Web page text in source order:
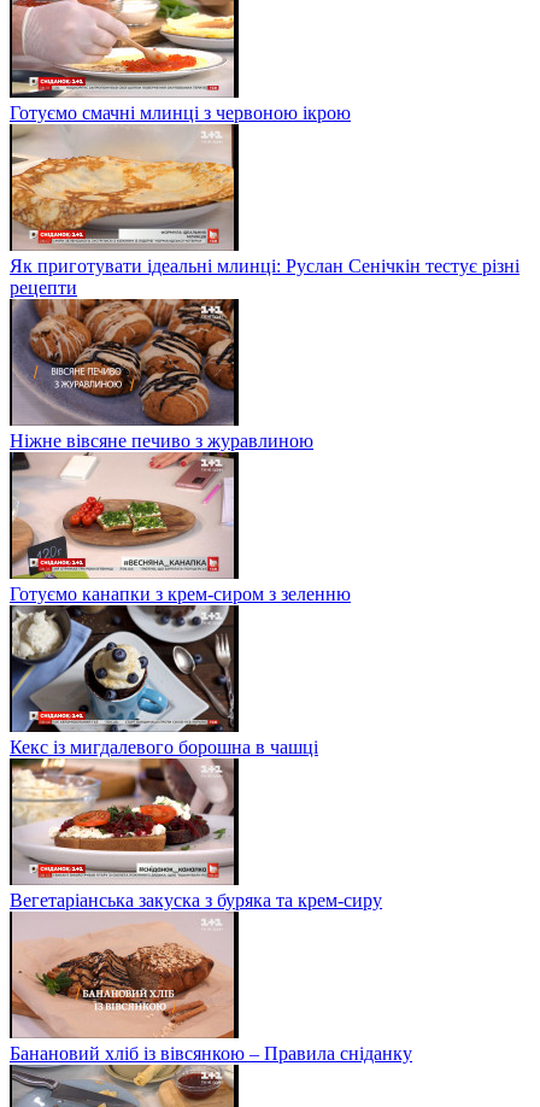
Готуємо смачні млинці з червоною ікрою
Як приготувати ідеальні млинці: Руслан Сенічкін тестує різні
рецепти
Ніжне вівсяне печиво з журавлиною
Готуємо канапки з крем-сиром з зеленню
Кекс із мигдалевого борошна в чашці
Вегетаріанська закуска з буряка та крем-сиру
Банановий хліб із вівсянкою – Правила сніданку